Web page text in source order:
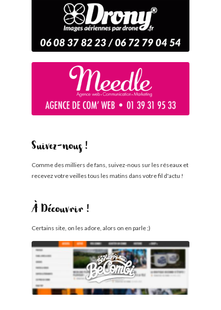
Suivez-nous !
Comme des milliers de fans, suivez-nous sur les réseaux et
recevez votre veilles tous les matins dans votre fil d'actu !
À Découvrir !
Certains site, on les adore, alors on en parle ;)